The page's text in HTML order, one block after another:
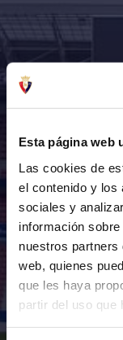
Esta página web
Las cookies de
el contenido y los
sociales y
información
nuestros
web, quienes
que les haya
partir del uso que